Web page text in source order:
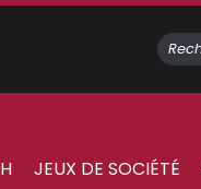
JEUX DE SOCIÉTÉ